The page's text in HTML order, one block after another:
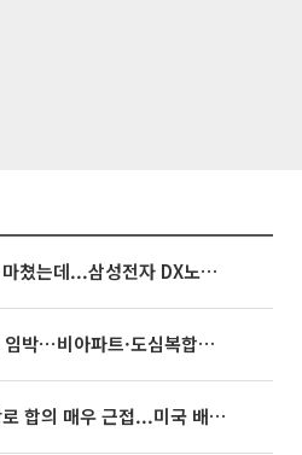
3445억 자사주 지급 마쳤는데...삼성전자 DX노조, 뒤늦은 '떼쓰기 집회'
영끌 '주택공급' 대책 임박⋯비아파트·도심복합까지 총동원
이란 “호르무즈 새 항로 합의 매우 근접...미국 배상 먼저”